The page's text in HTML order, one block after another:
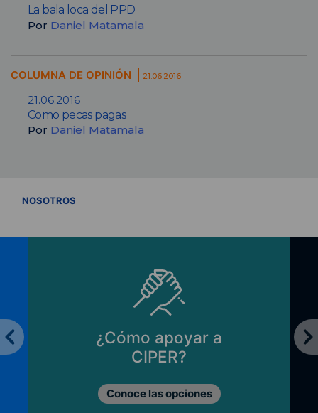
La bala loca del PPD
Por Daniel Matamala
COLUMNA DE OPINIÓN 21.06.2016
21.06.2016
Como pecas pagas
Por Daniel Matamala
NOSOTROS
¿Cómo apoyar a
CIPER?
Conoce las opciones